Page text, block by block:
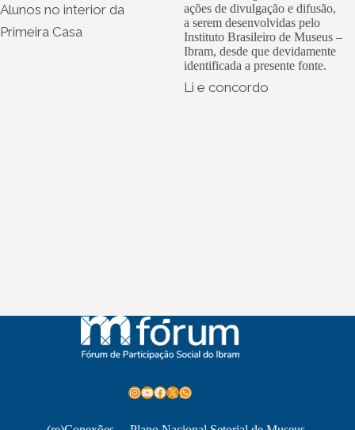
Alunos no interior da
Primeira Casa
ações de divulgação e difusão,
a serem desenvolvidas pelo
Instituto Brasileiro de Museus –
Ibram, desde que devidamente
identificada a presente fonte.
Li e concordo
Instagram
Youtube
Facebook
X WhatsApp